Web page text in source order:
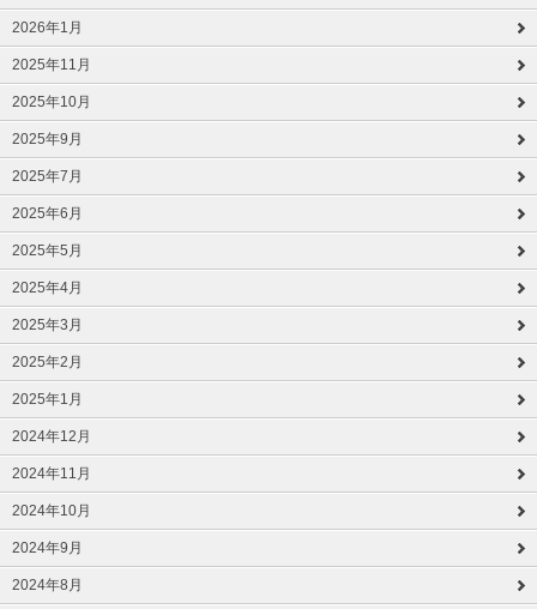
2026年1月
2025年11月
2025年10月
2025年9月
2025年7月
2025年6月
2025年5月
2025年4月
2025年3月
2025年2月
2025年1月
2024年12月
2024年11月
2024年10月
2024年9月
2024年8月